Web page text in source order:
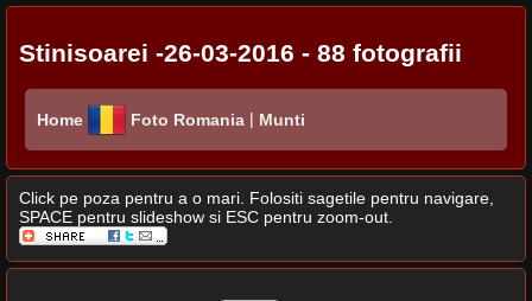
Stinisoarei -26-03-2016 - 88 fotografii
Home Foto Romania | Munti
Click pe poza pentru a o mari. Folositi sagetile pentru navigare,
SPACE pentru slideshow si ESC pentru zoom-out.